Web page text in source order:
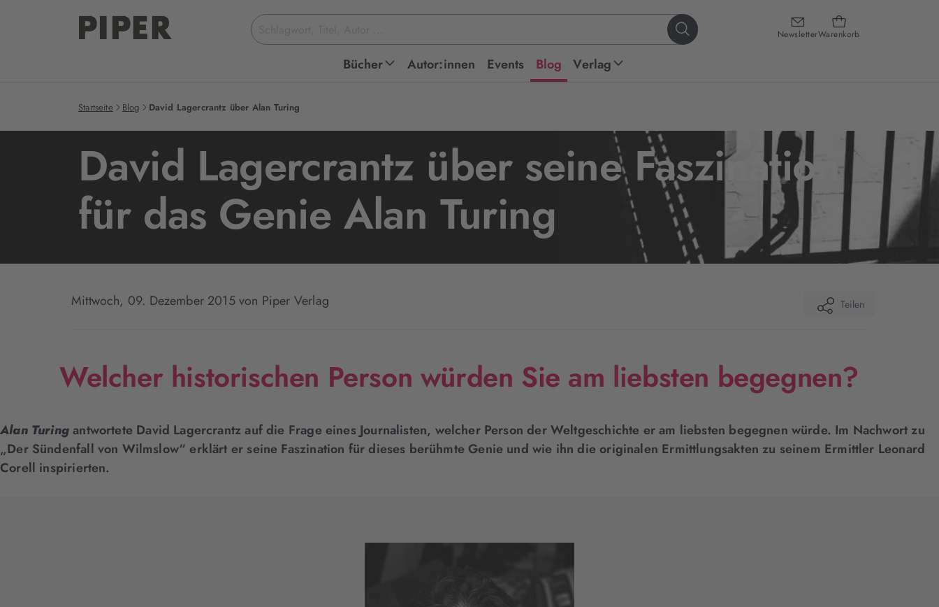
NewsletterWarenkorb
Suchbegriff
eingeben
Bücher Autor:innen Events Blog Verlag
Startseite Blog David Lagercrantz über Alan Turing
David Lagercrantz über seine Faszination
für das Genie Alan Turing
Mittwoch, 09. Dezember 2015von Piper Verlag Teilen
Welcher historischen Person würden Sie am liebsten begegnen?
Alan Turingantwortete David Lagercrantz auf die Frage eines Journalisten, welcher Person der Weltgeschichte er am liebsten begegnen würde. Im Nachwort zu
„Der Sündenfall von Wilmslow“ erklärt er seine Faszination für dieses berühmte Genie und wie ihn die originalen Ermittlungsakten zu seinem Ermittler Leonard
Corell inspirierten.